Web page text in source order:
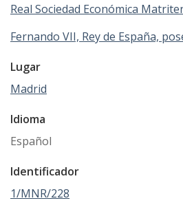
Real Sociedad Económica
Fernando VII, Rey de España,
Lugar
Madrid
Idioma
Español
Identificador
1/MNR/228